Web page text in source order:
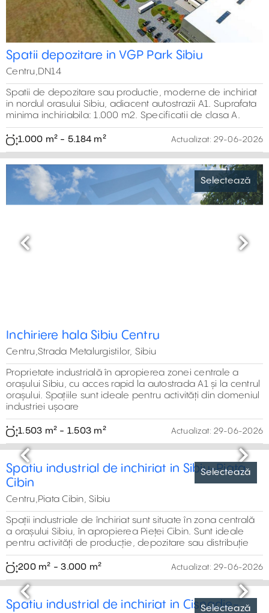
Spatii depozitare in VGP Park Sibiu
Centru,DN14
Spatii de depozitare sau productie, moderne de inchiriat
in nordul orasului Sibiu, adiacent autostrazii A1. Suprafata
minima inchiriabila: 1.000 m2. Specificatii de clasa A.
1.000 m² - 5.184 m² Actualizat: 29-06-2026
Selectează
Previous Next
Inchiriere hala Sibiu Centru
Centru,Strada Metalurgistilor, Sibiu
Proprietate industrială în apropierea zonei centrale a
orașului Sibiu, cu acces rapid la autostrada A1 și la centrul
orașului. Spațiile sunt ideale pentru activități din domeniul
industriei ușoare
1.503 m² - 1.503 m² Actualizat: 29-06-2026
Selectează
Previous Next